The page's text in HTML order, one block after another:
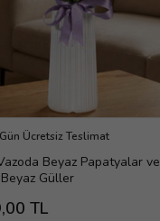
Ücretsiz Teslimat
Beyaz Papatyalar ve
Güller
TL